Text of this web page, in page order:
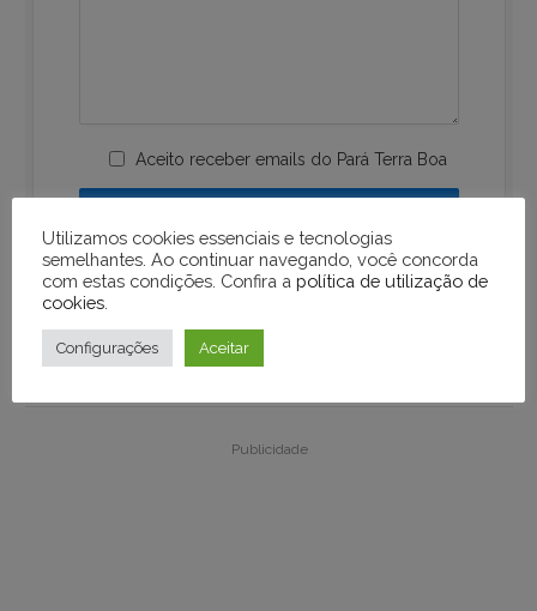
Aceito receber emails do Pará Terra Boa
Publicidade
Utilizamos cookies essenciais e tecnologias
semelhantes. Ao continuar navegando, você concorda
com estas condições. Confira a política de utilização de
cookies
Configurações Aceitar